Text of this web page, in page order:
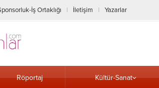
İş Ortaklığı İletişim Yazarlar
Röportaj Kültür-Sanat